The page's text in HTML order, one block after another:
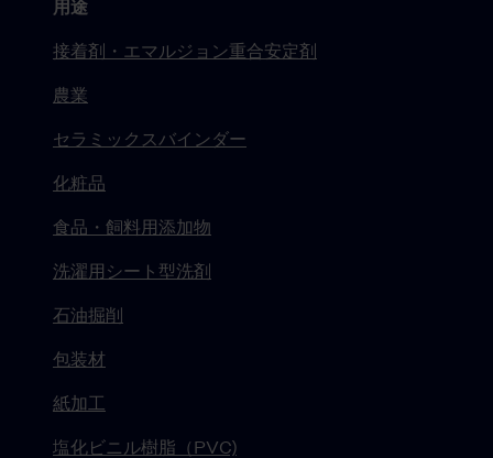
用途
接着剤・エマルジョン重合安定剤
農業
セラミックスバインダー
化粧品
食品・飼料用添加物
洗濯用シート型洗剤
石油掘削
包装材
紙加工
塩化ビニル樹脂（PVC)